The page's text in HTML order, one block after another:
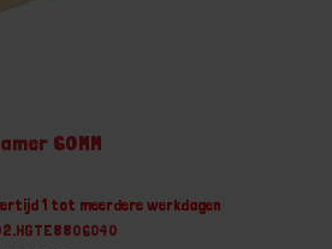
60MM
1 tot meerdere werkdagen